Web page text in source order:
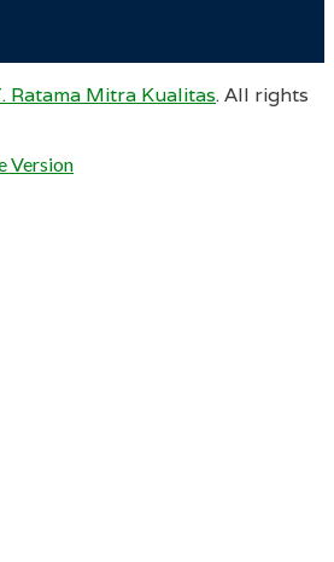
Ratama Mitra Kualitas. All rights
Version